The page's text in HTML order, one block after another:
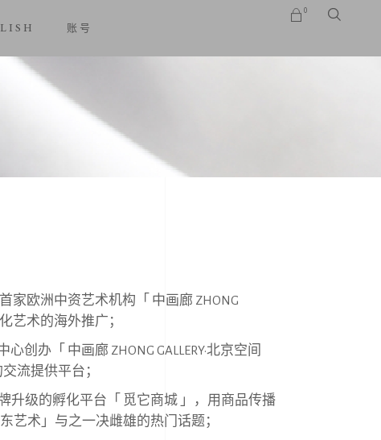
账号
0
家欧洲中资艺术机构「 中画廊 ZHONG
艺术的海外推⼴；
⼼创办「 中画廊 ZHONG GALLERY·北京空间
流提供平台；
升级的孵化平台「 觅它商城 」，⽤商品传播
艺术」与之⼀决雌雄的热门话题；